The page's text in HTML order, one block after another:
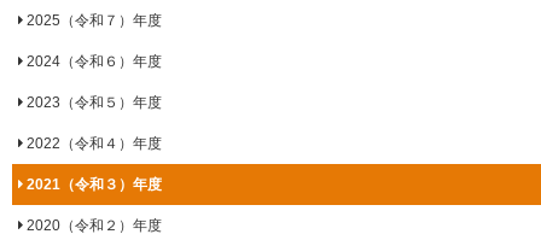
2025（令和７）年度
2024（令和６）年度
2023（令和５）年度
2022（令和４）年度
2021（令和３）年度
2020（令和２）年度